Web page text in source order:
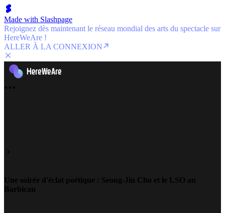
Made with Slashpage
Rejoignez dès maintenant le réseau mondial des arts du spectacle sur
HereWeAre !
ALLER À LA CONNEXION
Une soirée d'éclat poétique : Seong-Jin Cho et le LSO au
Barbican